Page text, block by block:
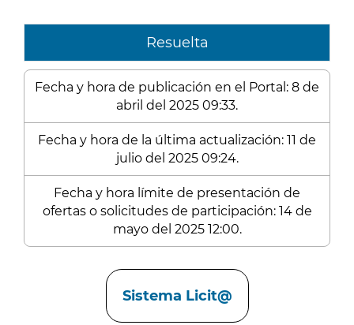
Resuelta
Fecha y hora de publicación en el Portal: 8 de
abril del 2025 09:33.
Fecha y hora de la última actualización: 11 de
julio del 2025 09:24.
Fecha y hora límite de presentación de
ofertas o solicitudes de participación: 14 de
mayo del 2025 12:00.
Sistema Licit@